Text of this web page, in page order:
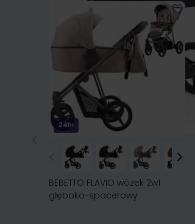
24h!
BEBETTO FLAVIO wózek 2w1
głęboko-spacerowy